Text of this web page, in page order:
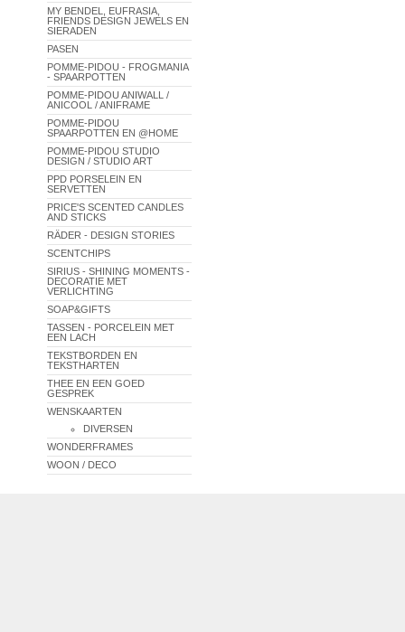
MY BENDEL, EUFRASIA,
FRIENDS DESIGN JEWELS EN
SIERADEN
PASEN
POMME-PIDOU - FROGMANIA
- SPAARPOTTEN
POMME-PIDOU ANIWALL /
ANICOOL / ANIFRAME
POMME-PIDOU
SPAARPOTTEN EN @HOME
POMME-PIDOU STUDIO
DESIGN / STUDIO ART
PPD PORSELEIN EN
SERVETTEN
PRICE'S SCENTED CANDLES
AND STICKS
RÄDER - DESIGN STORIES
SCENTCHIPS
SIRIUS - SHINING MOMENTS -
DECORATIE MET
VERLICHTING
SOAP&GIFTS
TASSEN - PORCELEIN MET
EEN LACH
TEKSTBORDEN EN
TEKSTHARTEN
THEE EN EEN GOED
GESPREK
WENSKAARTEN
DIVERSEN
WONDERFRAMES
WOON / DECO